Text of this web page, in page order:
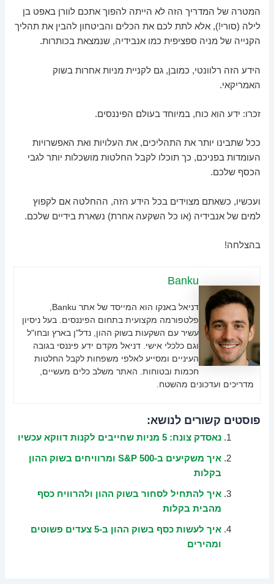
המטרה של המדריך הזה לא הייתה להפוך אתכם לוורן באפט בן
לילה (סורי!), אלא לתת לכם את הכלים והביטחון להבין את תהליך
הקנייה של מניה ספציפית כמו אנבידיה, שנמצאת בכותרות.
הידע הזה רלוונטי, כמובן, גם לקניית מניות אחרות בשוק
האמריקאי.
זכרו: ידע הוא כוח, במיוחד בעולם הפיננסים.
ככל שתבינו יותר את התהליכים, את העלויות ואת האפשרויות
העומדות בפניכם, כך תוכלו לקבל החלטות מושכלות יותר לגבי
הכסף שלכם.
ועכשיו, כשאתם מצוידים בכל הידע הזה, ההחלטה אם לקפוץ
למים של אנבידיה (או כל השקעה אחרת) נשארת בידיים שלכם.
בהצלחה!
Banku
דניאל באנקו הוא המייסד של אתר Banku,
פלטפורמה מקצועית בתחום הפיננסים. בעל ניסיון
עשיר עם השקעות בשוק ההון, נדל"ן בארץ ובחו"ל
וגם כלכלי אישי. דניאל מקדם ידע פיננסי בגובה
העיניים ומסייע לאלפי משפחות לקבל החלטות
חכמות ובטוחות. האתר משלב כלים מעשיים,
מדריכים ועדכונים מהשטח.
פוסטים קשורים לנושא:
נאסדק צונח: 5 מניות שחייבים לקנות דווקא עכשיו
איך משקיעים ב-S&P 500 ומרוויחים בשוק ההון
בקלות
איך להתחיל לסחור בשוק ההון ולהרוויח כסף
מהבית בקלות
איך לעשות כסף בשוק ההון ב-5 צעדים פשוטים
ומהירים